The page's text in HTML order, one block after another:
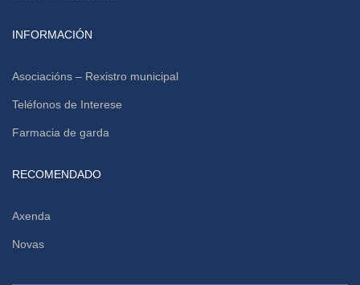
INFORMACIÓN
Asociacións – Rexistro municipal
Teléfonos de Interese
Farmacia de garda
RECOMENDADO
Axenda
Novas